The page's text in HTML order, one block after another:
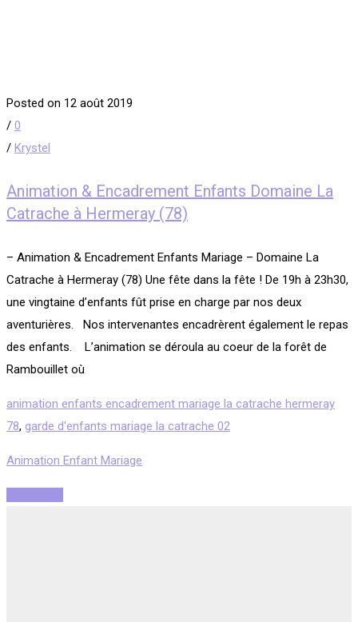
Posted on 12 août 2019
/ 0
/ Krystel
Animation & Encadrement Enfants Domaine La
Catrache à Hermeray (78)
– Animation & Encadrement Enfants Mariage – Domaine La
Catrache à Hermeray (78) Une fête dans la fête ! De 19h à 23h30,
une vingtaine d’enfants fût prise en charge par nos deux
aventurières. Nos intervenantes encadrèrent également le repas
des enfants. L’animation se déroula au coeur de la forêt de
Rambouillet où
animation enfants encadrement mariage la catrache hermeray
78, garde d'enfants mariage la catrache 02
Animation Enfant Mariage